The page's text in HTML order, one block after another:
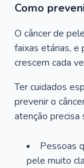
Como
O câncer de
faixas etárias, e
crescem cada
Ter cuidados
prevenir o
atenção precisa
Pessoas
pele muito